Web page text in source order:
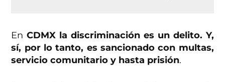
EnCDMX la discriminación es un delito. Y,
sí, por lo tanto, es sancionado con multas,
servicio comunitario y hasta prisión.